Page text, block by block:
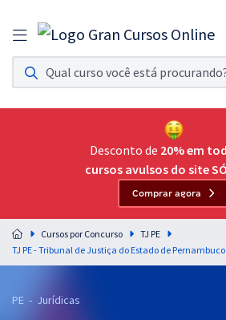
Assinatura Ilimitada 11
Acesso a todos os cursos. Teste grátis por 7 dias!
Assinatura OAB Até Passar
Acesso ilimitado a toda preparação para o Exame da
Residências Multiprofissionais
Preparação completa e intensiva para as principais
residências em saúde do Brasil
Desconto de 20% em
cursos avulsos do site
Comprar agora
Cursos por Concurso
TJ PE
PE - Jurídicas